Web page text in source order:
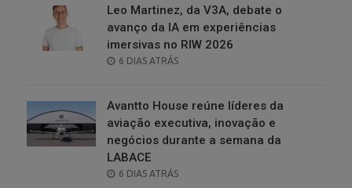
Leo Martinez, da V3A, debate o
avanço da IA em experiências
imersivas no RIW 2026
POSTED
6 DIAS ATRÁS
Avantto House reúne líderes da
aviação executiva, inovação e
negócios durante a semana da
LABACE
POSTED
6 DIAS ATRÁS